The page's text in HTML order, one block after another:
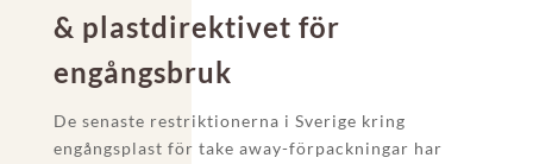
& plastdirektivet för
engångsbruk
De senaste restriktionerna i Sverige kring
engångsplast för take away-förpackningar har